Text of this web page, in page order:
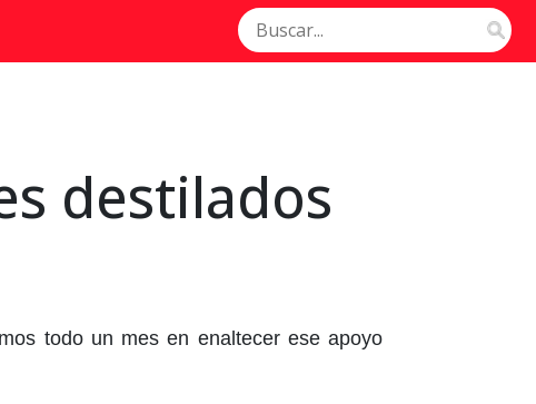
destilados
todo un mes en enaltecer ese apoyo